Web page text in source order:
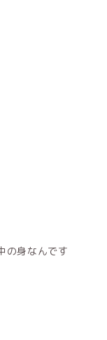
の身なんです